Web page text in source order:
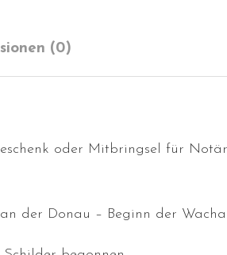
(0)
oder Mitbringsel für
der Donau – Beginn der